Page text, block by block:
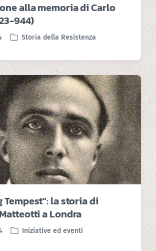
alla memoria di Carlo
944)
P
s
t
e
d
i
n
Storia della Resistenza
Tempest": la storia di
a Londra
P
Iniziative ed eventi